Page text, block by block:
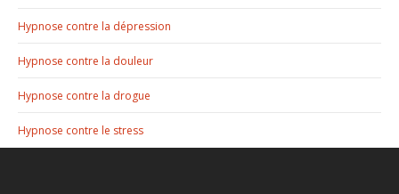
Hypnose contre la dépression
Hypnose contre la douleur
Hypnose contre la drogue
Hypnose contre le stress